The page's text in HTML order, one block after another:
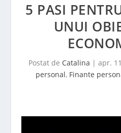
5 PASI
UNUI
Postat de Catalina | apr.
personal, Finante